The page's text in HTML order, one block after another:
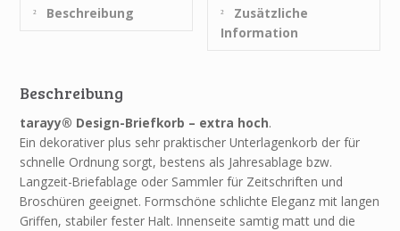
Beschreibung
Zusätzliche
Information
Beschreibung
tarayy® Design-Briefkorb – extra hoch.
Ein dekorativer plus sehr praktischer Unterlagenkorb der für
schnelle Ordnung sorgt, bestens als Jahresablage bzw.
Langzeit-Briefablage oder Sammler für Zeitschriften und
Broschüren geeignet. Formschöne schlichte Eleganz mit langen
Griffen, stabiler fester Halt. Innenseite samtig matt und die